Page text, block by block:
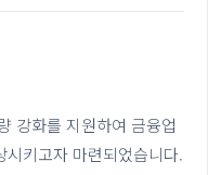
강화를 지원하여 금융업
키고자 마련되었습니다.